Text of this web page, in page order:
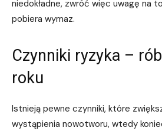
niedokładne, zwróć więc uwagę na
pobiera wymaz.
Czynniki ryzyka –
roku
Istnieją pewne czynniki, które
wystąpienia nowotworu, wtedy